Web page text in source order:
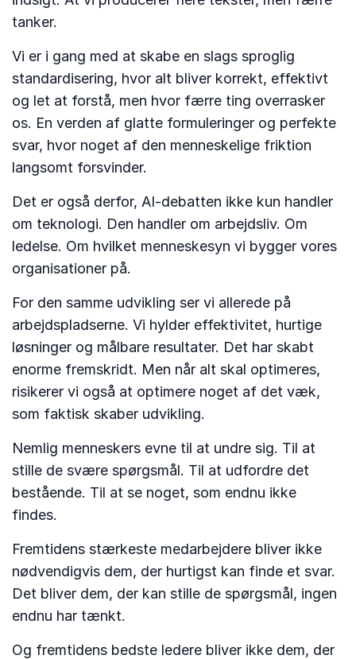
tanker.
Vi er i gang med at skabe en slags sproglig
standardisering, hvor alt bliver korrekt, effektivt
og let at forstå, men hvor færre ting overrasker
os. En verden af glatte formuleringer og perfekte
svar, hvor noget af den menneskelige friktion
langsomt forsvinder.
Det er også derfor, AI-debatten ikke kun handler
om teknologi. Den handler om arbejdsliv. Om
ledelse. Om hvilket menneskesyn vi bygger vores
organisationer på.
For den samme udvikling ser vi allerede på
arbejdspladserne. Vi hylder effektivitet, hurtige
løsninger og målbare resultater. Det har skabt
enorme fremskridt. Men når alt skal optimeres,
risikerer vi også at optimere noget af det væk,
som faktisk skaber udvikling.
Nemlig menneskers evne til at undre sig. Til at
stille de svære spørgsmål. Til at udfordre det
bestående. Til at se noget, som endnu ikke
findes.
Fremtidens stærkeste medarbejdere bliver ikke
nødvendigvis dem, der hurtigst kan finde et svar.
Det bliver dem, der kan stille de spørgsmål, ingen
endnu har tænkt.
Og fremtidens bedste ledere bliver ikke dem, der